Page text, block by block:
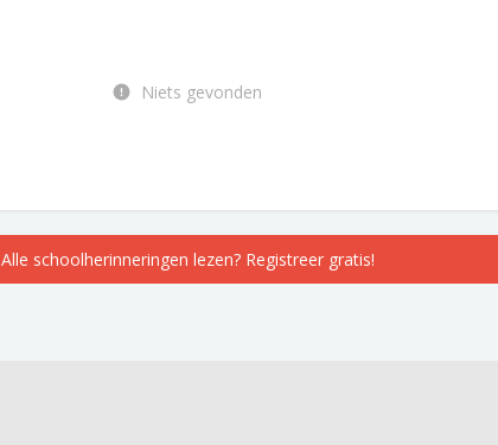
Niets gevonden
Alle schoolherinneringen lezen? Registreer gratis!